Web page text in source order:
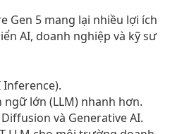
Gen 5 mang lại nhiều lợi ích
AI, doanh nghiệp và kỹ sư
Inference).
ngữ lớn (LLM) nhanh hơn.
và Generative AI.